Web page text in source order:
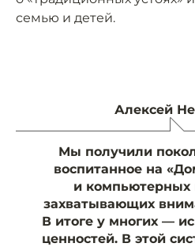
семью и детей.
Алексей
Мы получили
воспитанное на
и компьютерных
захватывающих
В итоге у многих —
ценностей. В этой